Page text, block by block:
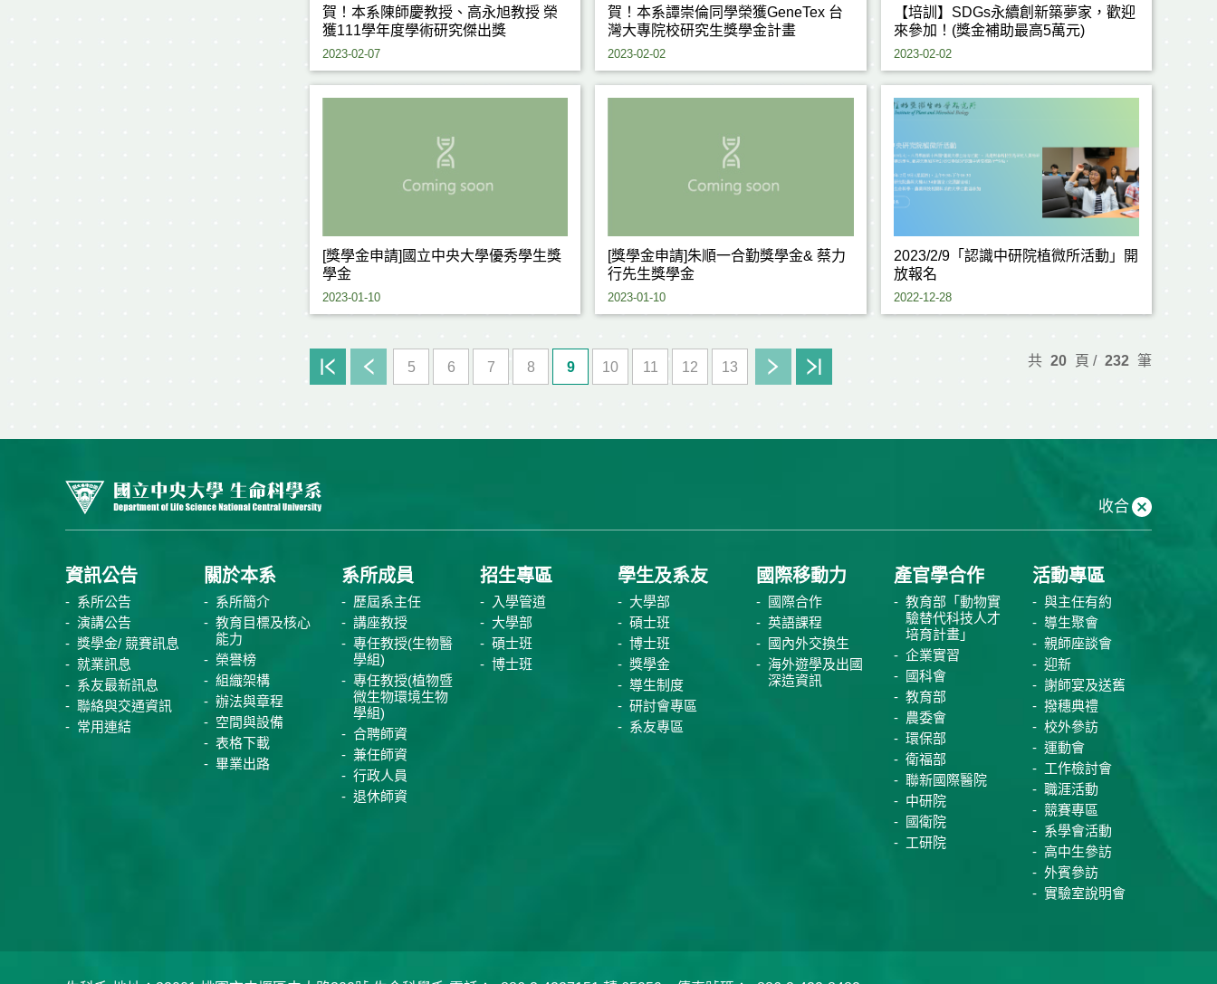
賀！本系陳師慶教授、高永旭教授 榮
獲111學年度學術研究傑出獎
2023-02-07
賀！本系譚崇倫同學榮獲GeneTex 台
灣大專院校研究生獎學金計畫
2023-02-02
【培訓】SDGs永續創新築夢家，歡迎
來參加！(獎金補助最高5萬元)
2023-02-02
[獎學金申請]國立中央大學優秀學生獎
學金
2023-01-10
[獎學金申請]朱順一合勤獎學金& 蔡力
行先生獎學金
2023-01-10
2023/2/9「認識中研院植微所活動」開
放報名
2022-12-28
5 6 7 8 9 10 11 12 13 共 20 頁 / 232 筆
收合
資訊公告
系所公告
演講公告
獎學金/ 競賽訊息
就業訊息
系友最新訊息
聯絡與交通資訊
常用連結
關於本系
系所簡介
教育目標及核心
能力
榮譽榜
組織架構
辦法與章程
空間與設備
表格下載
畢業出路
系所成員
歷屆系主任
講座教授
專任教授(生物醫
學組)
專任教授(植物暨
微生物環境生物
學組)
合聘師資
兼任師資
行政人員
退休師資
招生專區
入學管道
大學部
碩士班
博士班
學生及系友
大學部
碩士班
博士班
獎學金
導生制度
研討會專區
系友專區
國際移動力
國際合作
英語課程
國內外交換生
海外遊學及出國
深造資訊
產官學合作
教育部「動物實
驗替代科技人才
培育計畫」
企業實習
國科會
教育部
農委會
環保部
衛福部
聯新國際醫院
中研院
國衛院
工研院
活動專區
與主任有約
導生聚會
親師座談會
迎新
謝師宴及送舊
撥穗典禮
校外參訪
運動會
工作檢討會
職涯活動
競賽專區
系學會活動
高中生參訪
外賓參訪
實驗室說明會